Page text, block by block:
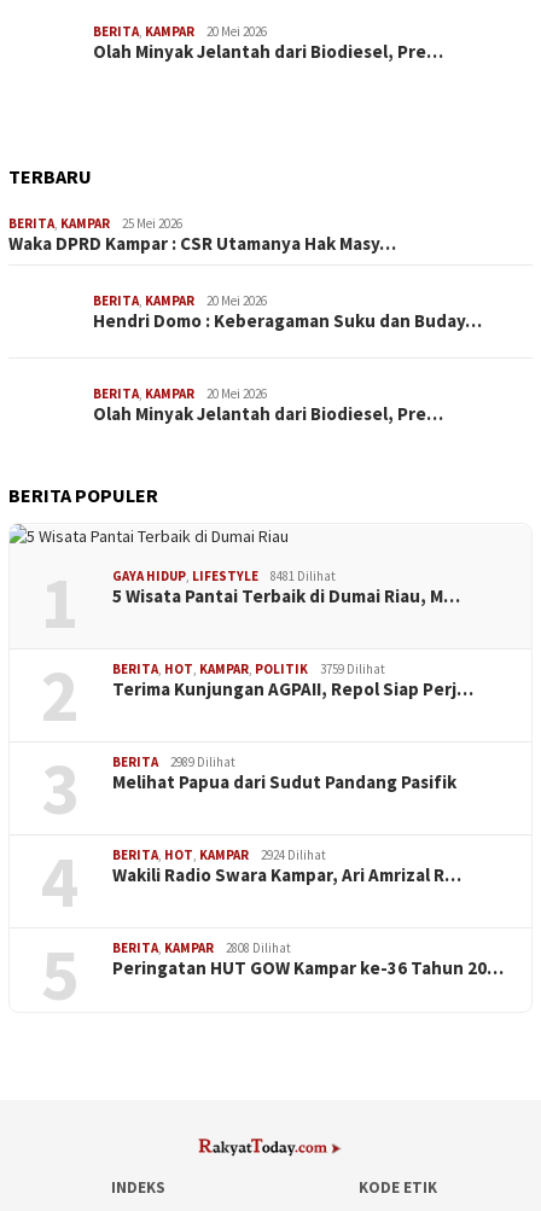
BERITA KAMPAR 20 Mei 2026
Olah Minyak Jelantah dari Biodiesel, Pre…
TERBARU
BERITA KAMPAR 25 Mei 2026
Waka DPRD Kampar : CSR Utamanya Hak Masy…
BERITA KAMPAR 20 Mei 2026
Hendri Domo : Keberagaman Suku dan Buday…
BERITA KAMPAR 20 Mei 2026
Olah Minyak Jelantah dari Biodiesel, Pre…
BERITA POPULER
1 GAYA HIDUP LIFESTYLE 8481 Dilihat
5 Wisata Pantai Terbaik di Dumai Riau, M…
2 BERITA HOT KAMPAR POLITIK 3759 Dilihat
Terima Kunjungan AGPAII, Repol Siap Perj…
3 BERITA 2989 Dilihat
Melihat Papua dari Sudut Pandang Pasifik
4 BERITA HOT KAMPAR 2924 Dilihat
Wakili Radio Swara Kampar, Ari Amrizal R…
5 BERITA KAMPAR 2808 Dilihat
Peringatan HUT GOW Kampar ke-36 Tahun 20…
INDEKS KODE ETIK